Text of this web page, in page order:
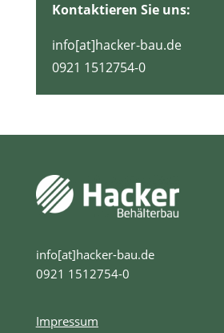
Kontaktieren Sie uns:
info[at]hacker-bau.de
0921 1512754-0
info[at]hacker-bau.de
0921 1512754-0
Impressum